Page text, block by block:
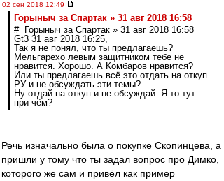
02 сен 2018 12:49
Горыныч за Спартак » 31 авг 2018 16:58
# Горыныч за Спартак » 31 авг 2018 16:58
Gt3 31 авг 2018 16:25,
Так я не понял, что ты предлагаешь?
Мельгарехо левым защитником тебе не
нравится. Хорошо. А Комбаров нравится?
Или ты предлагаешь всё это отдать на откуп
РУ и не обсуждать эти темы?
Ну отдай на откуп и не обсуждай. Я то тут
при чём?
Речь изначально была о покупке Скопинцева, а
пришли у тому что ты задал вопрос про Димко,
которого же сам и привёл как пример